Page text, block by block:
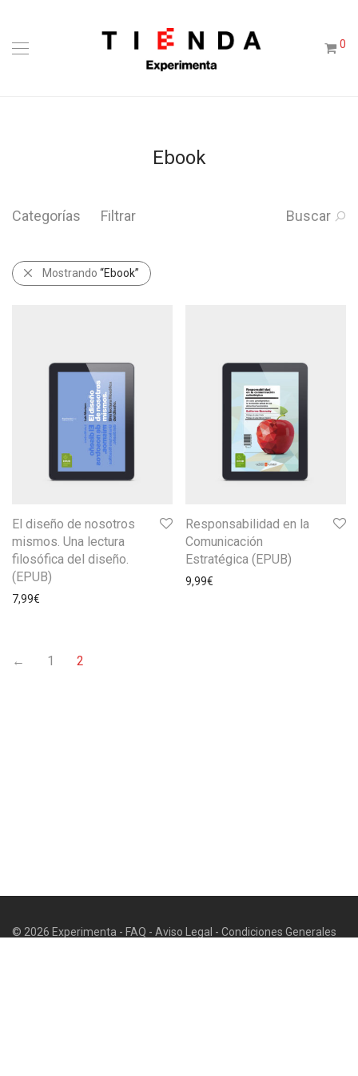
0
Ebook
Categorías Filtrar Buscar
Mostrando “Ebook”
El diseño de nosotros
mismos. Una lectura
filosófica del diseño.
(EPUB)
7,99€
Responsabilidad en la
Comunicación
Estratégica (EPUB)
9,99€
← 1 2
© 2026 Experimenta - FAQ - Aviso Legal - Condiciones Generales